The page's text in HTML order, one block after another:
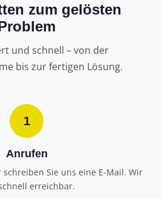
zum gelösten
und schnell – von der
bis zur fertigen Lösung.
1
Anrufen
schreiben Sie uns eine E-Mail. Wir
erreichbar.